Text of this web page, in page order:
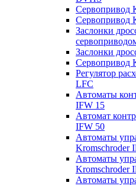
Сервопривод
Сервопривод
Заслонки
Заслонки
Cервопривод
Регулятор
LFC
Автоматы
IFW 15
Автомат
IFW 50
Автоматы
Kromschroder
Автоматы
Kromschroder
Автоматы